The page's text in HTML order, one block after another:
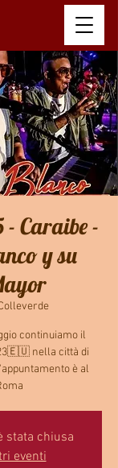
Caraibe -
y su
continuiamo il
nella città di
è al
stata chiusa
eventi